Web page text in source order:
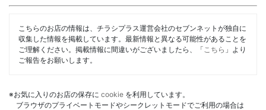
こちらのお店の情報は、チラシプラス運営会社のセブンネットが独自に
収集した情報を掲載しています。最新情報と異なる可能性があることを
ご理解ください。掲載情報に間違いがございましたら、「 こちら 」より
ご報告をお願いします。
※お気に入りのお店の保存に cookie を利用しています。
ブラウザのプライベートモードやシークレットモードでご利用の場合は